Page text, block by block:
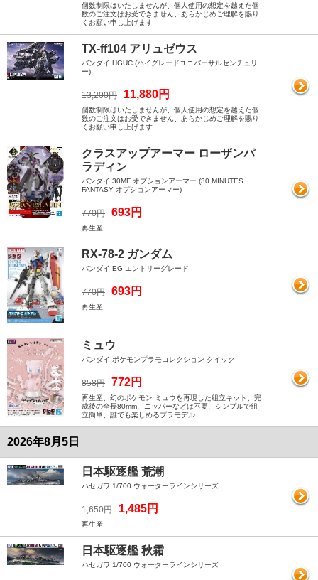
個数制限はいたしませんが、個人使用の想定を越えた個
数のご注文はお受できません、あらかじめご理解を賜り
くお願い申し上げます
TX-ff104 アリュゼウス
バンダイ HGUC (ハイグレードユニバーサルセンチュリ
ー)
13,200円 11,880円
個数制限はいたしませんが、個人使用の想定を越えた個
数のご注文はお受できません、あらかじめご理解を賜り
くお願い申し上げます
クラスアップアーマー ローザンパ
ラディン
バンダイ 30MF オプションアーマー (30 MINUTES
FANTASY オプションアーマー)
770円 693円
再生産
RX-78-2 ガンダム
バンダイ EG エントリーグレード
770円 693円
再生産
ミュウ
バンダイ ポケモンプラモコレクション クイック
858円 772円
再生産、幻のポケモン ミュウを再現した組立キット、完
成後の全長80mm、ニッパーなどは不要、シンプルで組
立簡単、誰でも楽しめるプラモデル
2026年8月5日
日本駆逐艦 荒潮
ハセガワ 1/700 ウォーターラインシリーズ
1,650円 1,485円
再生産
日本駆逐艦 秋霜
ハセガワ 1/700 ウォーターラインシリーズ